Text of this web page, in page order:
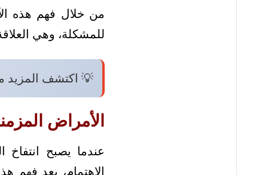
من خلال فهم هذه
للمشكلة، وهي
💡 اكتشف المزيد
الأمراض
عندما يصبح
الاهتمام، يعد